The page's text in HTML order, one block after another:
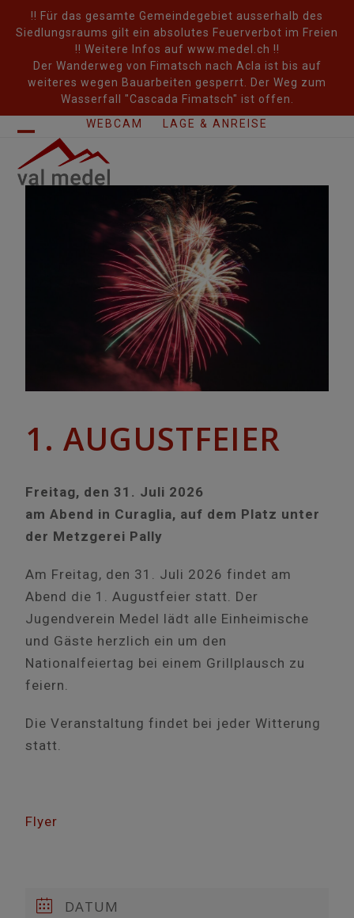
!! Für das gesamte Gemeindegebiet ausserhalb des
Siedlungsraums gilt ein absolutes Feuerverbot im Freien
!! Weitere Infos auf www.medel.ch !!
Der Wanderweg von Fimatsch nach Acla ist bis auf
weiteres wegen Bauarbeiten gesperrt. Der Weg zum
Wasserfall "Cascada Fimatsch" ist offen.
WEBCAM LAGE & ANREISE
Open
mobile
Close
mobile
1. AUGUSTFEIER
Freitag, den 31. Juli 2026
am Abend in Curaglia, auf dem Platz unter
der Metzgerei Pally
Am Freitag, den 31. Juli 2026 findet am
Abend die 1. Augustfeier statt. Der
Jugendverein Medel lädt alle Einheimische
und Gäste herzlich ein um den
Nationalfeiertag bei einem Grillplausch zu
feiern.
Die Veranstaltung findet bei jeder Witterung
statt.
Flyer
DATUM